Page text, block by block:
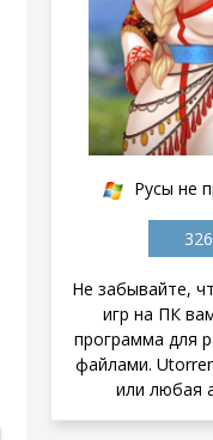
Русы не
Не забывайте,
игр на ПК
программа для
файлами.
или любая